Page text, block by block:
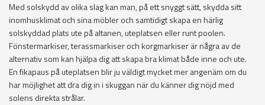
Med solskydd av olika slag kan man, på ett snyggt sätt, skydda sitt
inomhusklimat och sina möbler och samtidigt skapa en härlig
solskyddad plats ute på altanen, uteplatsen eller runt poolen.
Fönstermarkiser, terassmarkiser och korgmarkiser är några av de
alternativ som kan hjälpa dig att skapa bra klimat både inne och ute.
En fikapaus på uteplatsen blir ju väldigt mycket mer angenäm om du
har möjlighet att dra dig in i skuggan när du känner dig nöjd med
solens direkta strålar.